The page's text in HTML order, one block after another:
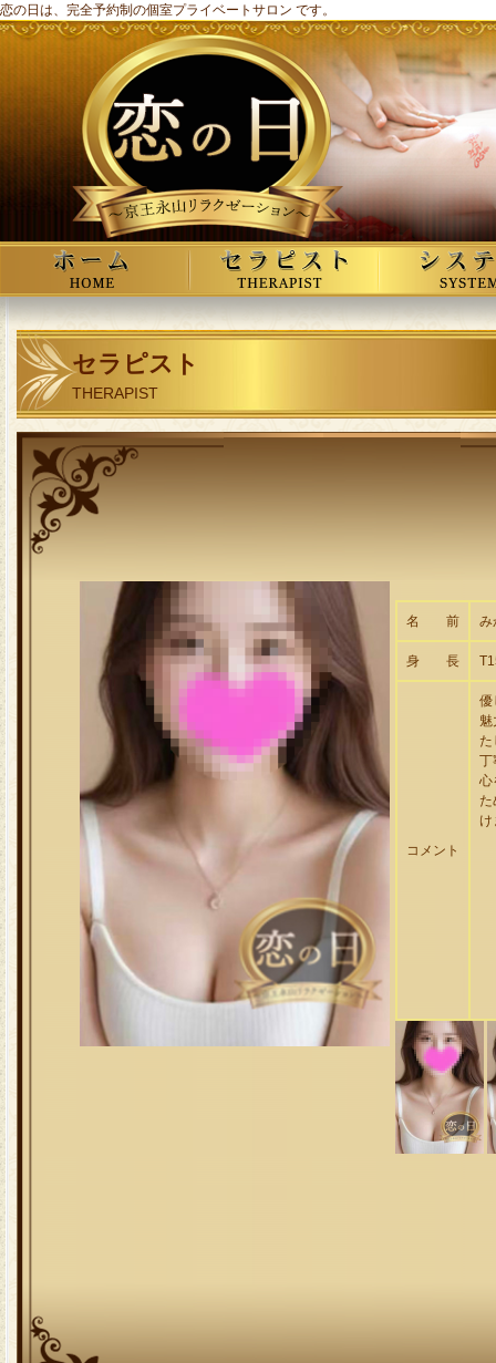
恋の日は、完全予約制の個室プライベートサロン です。
セラピスト
THERAPIST
名 前 み
身 長
コメント
優
魅
た
丁
心
た
け